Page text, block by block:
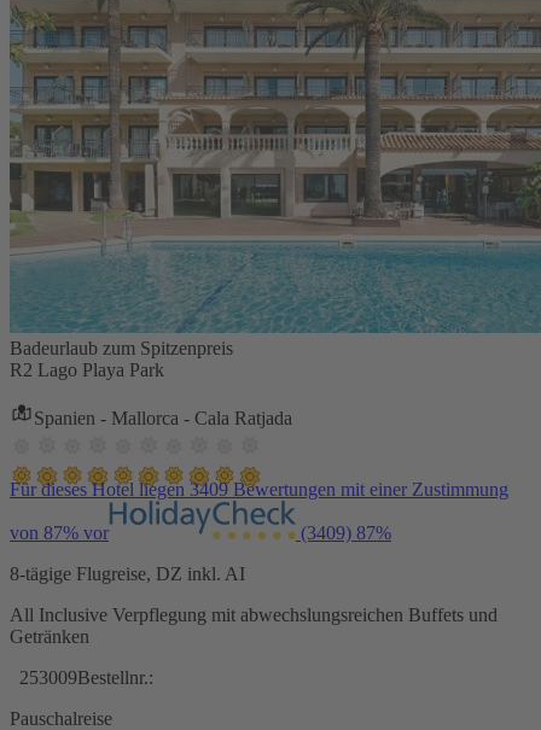
Badeurlaub zum Spitzenpreis
R2 Lago Playa Park
Spanien - Mallorca - Cala Ratjada
Für dieses Hotel liegen 3409 Bewertungen mit einer Zustimmung
von 87% vor (3409) 87%
8-tägige Flugreise, DZ inkl. AI
All Inclusive Verpflegung mit abwechslungsreichen Buffets und
Getränken
253009Bestellnr.:
Pauschalreise